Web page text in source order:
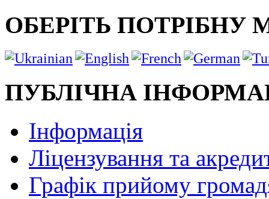
ОБЕРІТЬ ПОТРІБНУ
ПУБЛІЧНА
Інформація
Ліцензування та
Графік прийому